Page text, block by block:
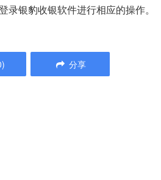
银豹收银软件进行相应的操作。
) 分享